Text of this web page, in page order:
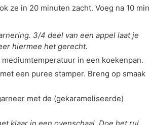
ze in 20 minuten zacht. Voeg na 10 min
3/4 deel van een appel laat je
hiermee het gerecht.
in een koekenpan.
een puree stamper. Breng op smaak
met de (gekarameliseerde)